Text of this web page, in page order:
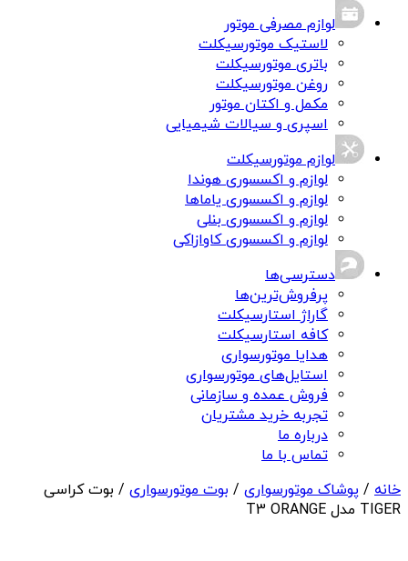
لوازم مصرفی موتور
لاستیک موتورسیکلت
باتری موتورسیکلت
روغن موتورسیکلت
مکمل و اکتان موتور
اسپری و سیالات شیمیایی
لوازم موتورسیکلت
لوازم و اکسسوری هوندا
لوازم و اکسسوری یاماها
لوازم و اکسسوری بنلی
لوازم و اکسسوری کاوازاکی
دسترسی‌ها
پرفروش‌ترین‌ها
گاراژ استارسیکلت
کافه استارسیکلت
هدایا موتورسواری
استایل‌های موتورسواری
فروش عمده و سازمانی
تجربه خرید مشتریان
درباره ما
تماس با ما
خانه / پوشاک موتورسواری / بوت موتورسواری / بوت کراسی
TIGER مدل T3 ORANGE